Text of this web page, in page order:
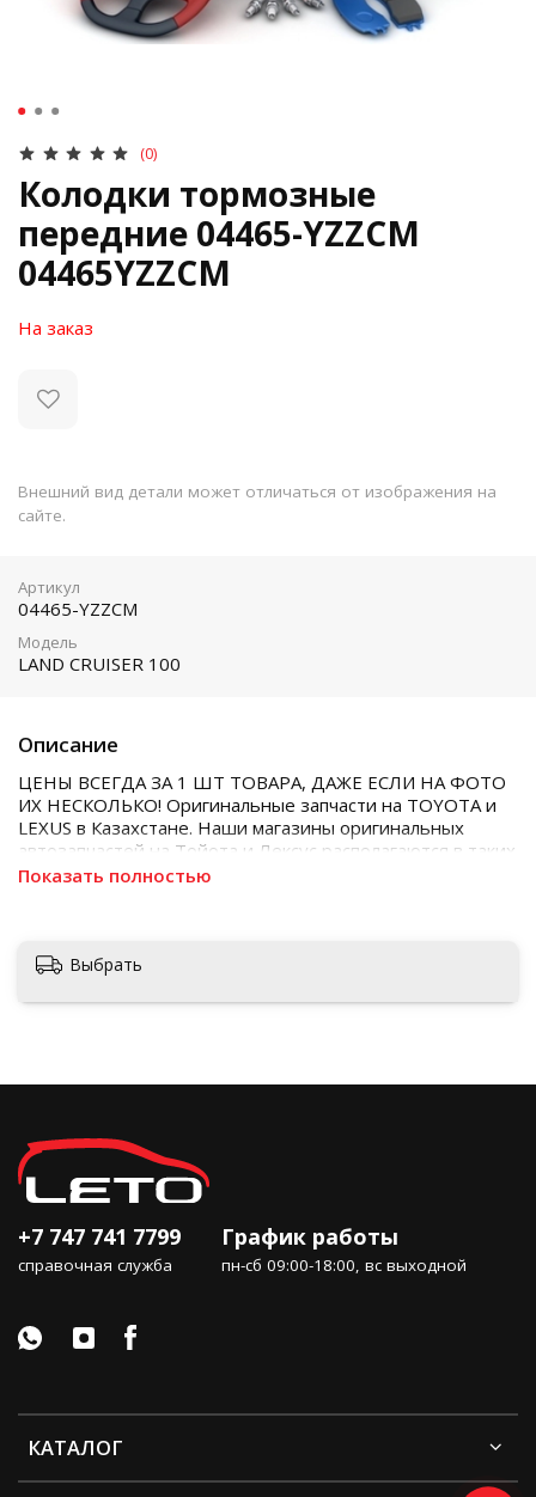
(0)
Колодки тормозные
передние 04465-YZZCM
04465YZZCM
На заказ
Внешний вид детали может отличаться от изображения на
сайте.
Описание
ЦЕНЫ ВСЕГДА ЗА 1 ШТ ТОВАРА, ДАЖЕ ЕСЛИ НА ФОТО
ИХ НЕСКОЛЬКО! Оригинальные запчасти на TOYOTA и
LEXUS в Казахстане. Наши магазины оригинальных
автозапчастей на Тойота и Лексус располагаются в таких
городах как Алматы, Астана, Шымкент, Кызылорда и
Показать полностью
Артикул
04465-YZZCM
Модель
LAND CRUISER 100
Выбрать
КАТАЛОГ
+7 747 741 7799
справочная служба
График работы
пн-сб 09:00-18:00, вс выходной